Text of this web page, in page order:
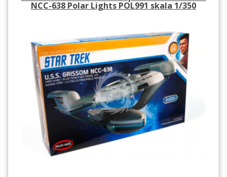
NCC-638 Polar Lights POL991 skala 1/350